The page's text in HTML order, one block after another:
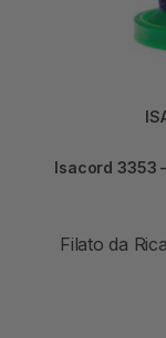
Isacord 3353
Filato da